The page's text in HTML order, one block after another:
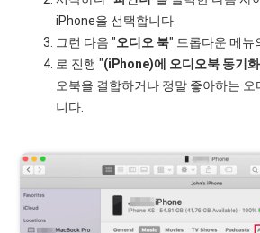
iPhone을 선택합니다.
그런 다음 "오디오 북" 드롭다운 메뉴
로 진행 "(iPhone)에 오디오북 동기화
오북을 결합하거나 정말 좋아하는
니다.